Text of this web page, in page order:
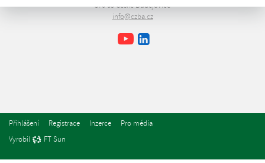
370 05 České Budějovice
info@czba.cz
Facebook
Youtube
Přihlášení Registrace Inzerce
Pro média
Vyrobil
FT Sun